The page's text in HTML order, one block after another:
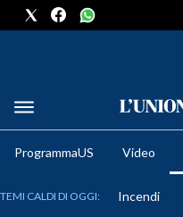
METEO
ProgrammaUS Video
TEMI CALDI DI OGGI: Incendi